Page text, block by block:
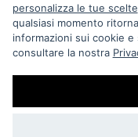
personalizza le tue scelte
qualsiasi momento
informazioni sui cookie
consultare la nostra